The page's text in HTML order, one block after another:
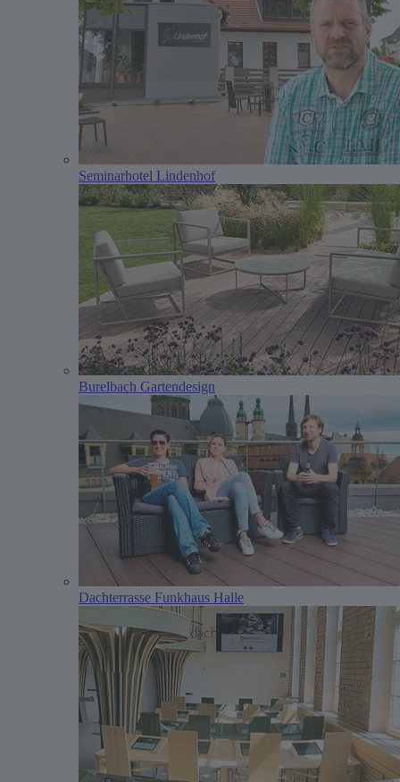
Seminarhotel Lindenhof
Burelbach Gartendesign
Dachterrasse Funkhaus Halle